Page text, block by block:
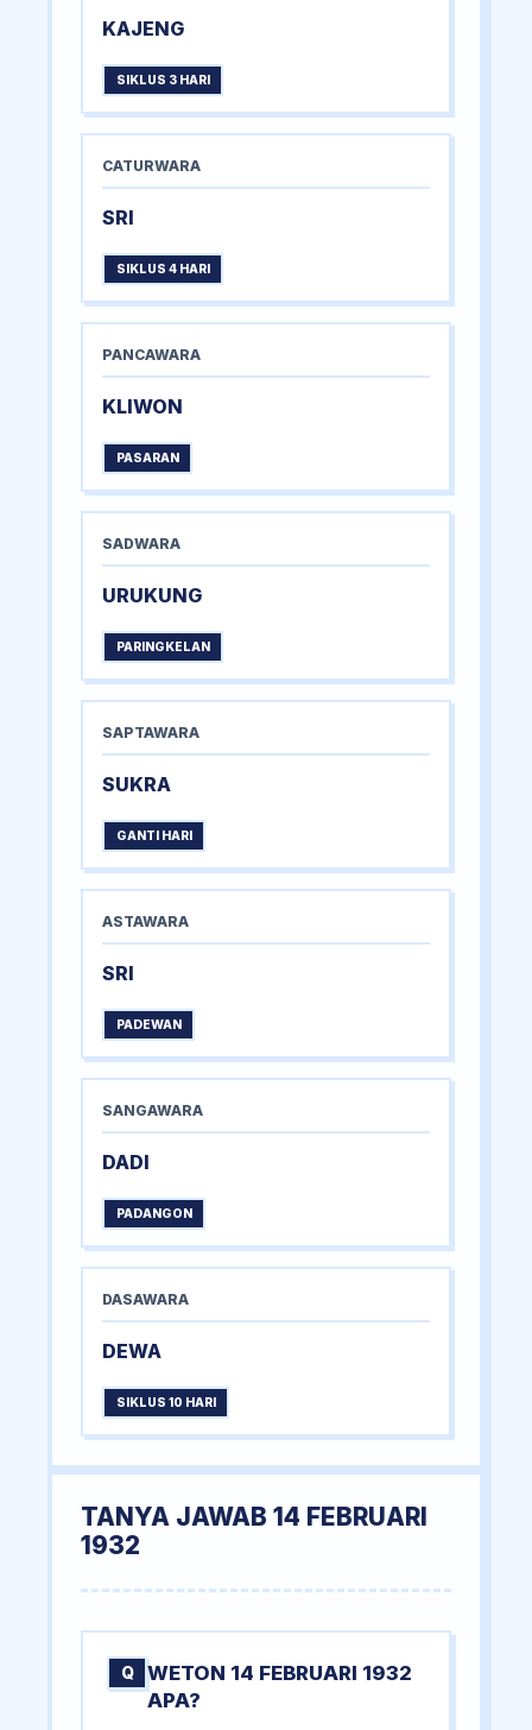
KAJENG
SIKLUS 3 HARI
CATURWARA
SRI
SIKLUS 4 HARI
PANCAWARA
KLIWON
PASARAN
SADWARA
URUKUNG
PARINGKELAN
SAPTAWARA
SUKRA
GANTI HARI
ASTAWARA
SRI
PADEWAN
SANGAWARA
DADI
PADANGON
DASAWARA
DEWA
SIKLUS 10 HARI
TANYA JAWAB 14 FEBRUARI
1932
Q
WETON 14 FEBRUARI 1932
APA?